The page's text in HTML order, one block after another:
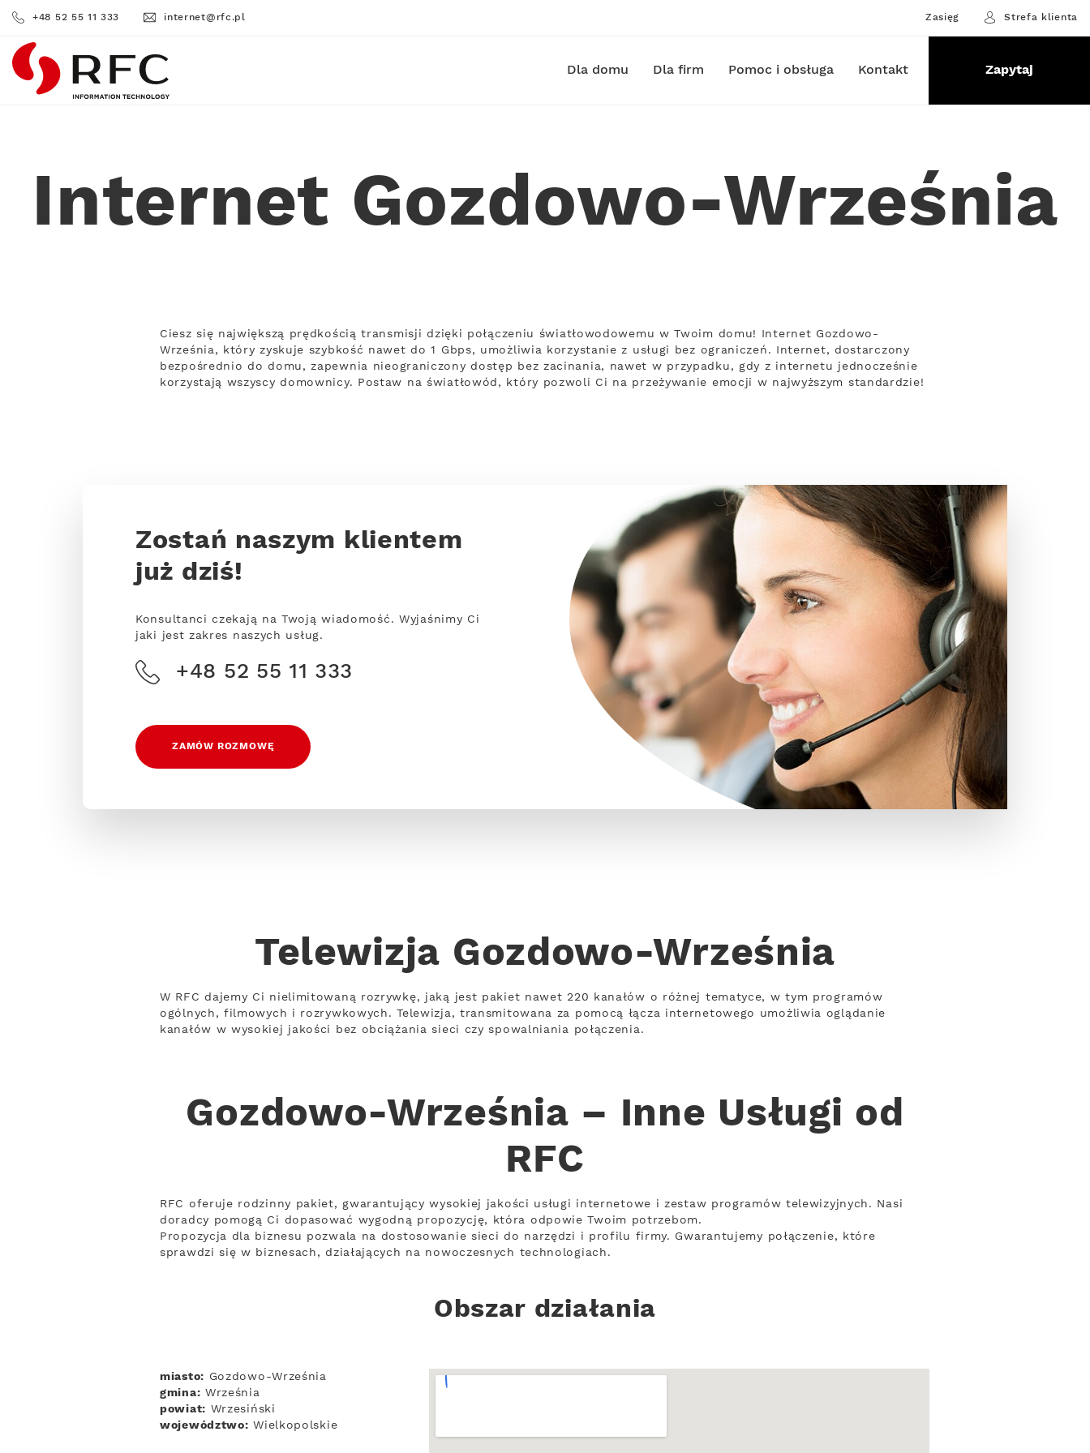
+48 52 55 11 333 internet@rfc.pl Zasięg Strefa klienta
RFC Dla domu Dla firm Pomoc i obsługa Kontakt Zapytaj
Internet Gozdowo-Września
Ciesz się największą prędkością transmisji dzięki połączeniu światłowodowemu w Twoim domu! Internet Gozdowo-
Września, który zyskuje szybkość nawet do 1 Gbps, umożliwia korzystanie z usługi bez ograniczeń. Internet, dostarczony
bezpośrednio do domu, zapewnia nieograniczony dostęp bez zacinania, nawet w przypadku, gdy z internetu jednocześnie
korzystają wszyscy domownicy. Postaw na światłowód, który pozwoli Ci na przeżywanie emocji w najwyższym standardzie!
Zostań naszym klientem
już dziś!
Konsultanci czekają na Twoją wiadomość. Wyjaśnimy Ci
jaki jest zakres naszych usług.
+48 52 55 11 333
ZAMÓW ROZMOWĘ
Telewizja Gozdowo-Września
W RFC dajemy Ci nielimitowaną rozrywkę, jaką jest pakiet nawet 220 kanałów o różnej tematyce, w tym programów
ogólnych, filmowych i rozrywkowych. Telewizja, transmitowana za pomocą łącza internetowego umożliwia oglądanie
kanałów w wysokiej jakości bez obciążania sieci czy spowalniania połączenia.
Gozdowo-Września – Inne Usługi od
RFC
RFC oferuje rodzinny pakiet, gwarantujący wysokiej jakości usługi internetowe i zestaw programów telewizyjnych. Nasi
doradcy pomogą Ci dopasować wygodną propozycję, która odpowie Twoim potrzebom.
Propozycja dla biznesu pozwala na dostosowanie sieci do narzędzi i profilu firmy. Gwarantujemy połączenie, które
sprawdzi się w biznesach, działających na nowoczesnych technologiach.
Obszar działania
miasto: Gozdowo-Września
gmina: Września
powiat: Wrzesiński
województwo: Wielkopolskie